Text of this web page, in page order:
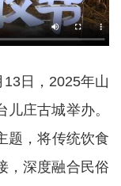
日，2025年山
儿庄古城举办。
题，将传统饮食
，深度融合民俗